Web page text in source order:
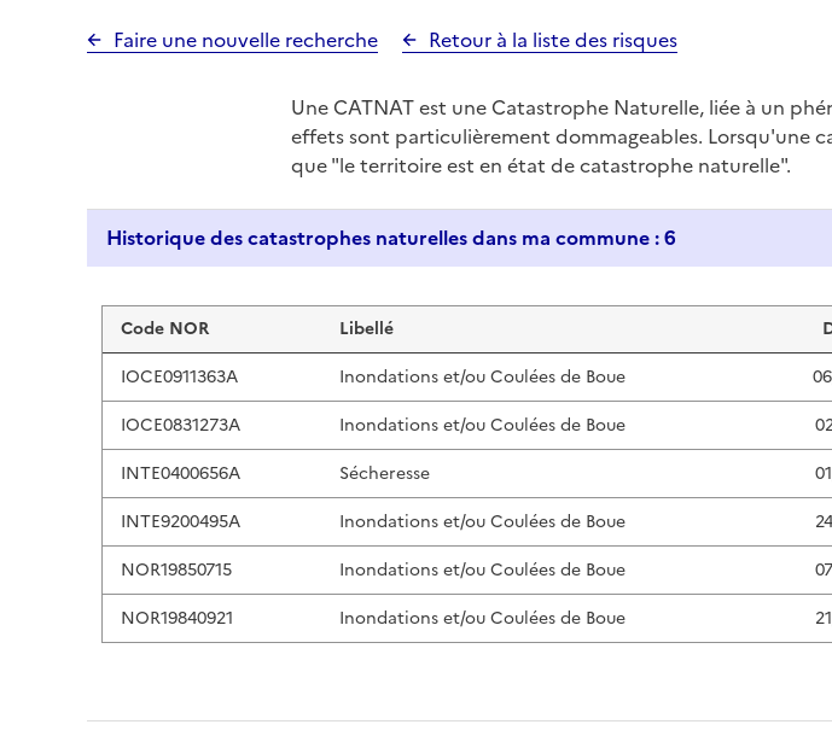
Faire une nouvelle recherche Retour à la liste des risques
Une CATNAT est une Catastrophe Naturelle, liée à un
effets sont particulièrement dommageables. Lorsqu'une
que "le territoire est en état de catastrophe naturelle".
Historique des catastrophes naturelles dans ma commune : 6
Liste de résultats
Code NOR Libellé
IOCE0911363A
Inondations et/ou Coulées de Boue
IOCE0831273A
Inondations et/ou Coulées de Boue
INTE0400656A
Sécheresse
INTE9200495A
Inondations et/ou Coulées de Boue
NOR19850715
Inondations et/ou Coulées de Boue
NOR19840921
Inondations et/ou Coulées de Boue